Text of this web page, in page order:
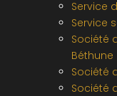
Service
Service
Société
Béthune
Société
Société